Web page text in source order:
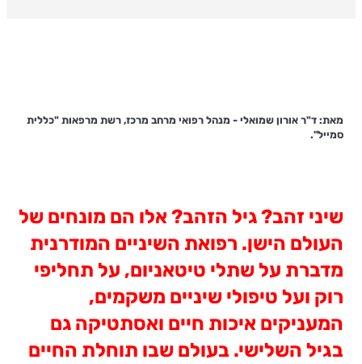
מאת: ד"ר אורון שמואלי - מנהל רפואי מרחב מרכז, רשת מרפאות "כללית
סמייל".
שיני זהב? גיל הזהב? אלו הם מונחים של
העולם הישן. רפואת השיניים המודרנית
מדברת על שתלי טיטאניום, על תחליפי
רוק ועל טיפולי שיניים משקמים,
המעניקים איכות חיים ואסתטיקה גם
בגיל השלישי. בעולם שבו תוחלת החיים